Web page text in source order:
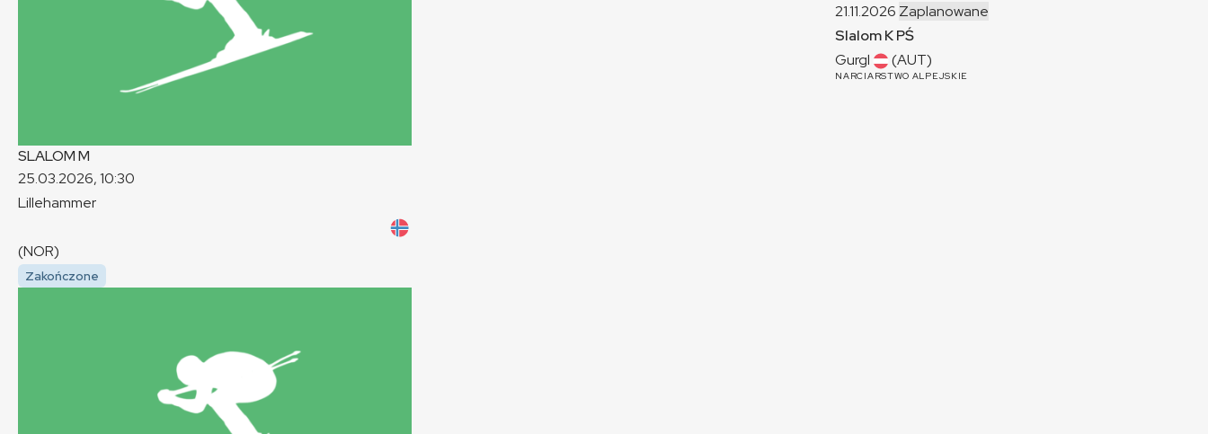
SLALOMM
25.03.2026, 10:30
Lillehammer
(NOR)
Zakończone
21.11.2026 Zaplanowane
SlalomKPŚ
Gurgl
(AUT)
NARCIARSTWO ALPEJSKIE